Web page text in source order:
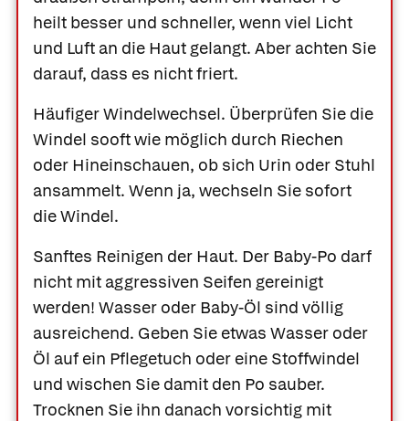
heilt besser und schneller, wenn viel Licht
und Luft an die Haut gelangt. Aber achten Sie
darauf, dass es nicht friert.
Häufiger Windelwechsel. Überprüfen Sie die
Windel sooft wie möglich durch Riechen
oder Hineinschauen, ob sich Urin oder Stuhl
ansammelt. Wenn ja, wechseln Sie sofort
die Windel.
Sanftes Reinigen der Haut. Der Baby-Po darf
nicht mit aggressiven Seifen gereinigt
werden! Wasser oder Baby-Öl sind völlig
ausreichend. Geben Sie etwas Wasser oder
Öl auf ein Pflegetuch oder eine Stoffwindel
und wischen Sie damit den Po sauber.
Trocknen Sie ihn danach vorsichtig mit